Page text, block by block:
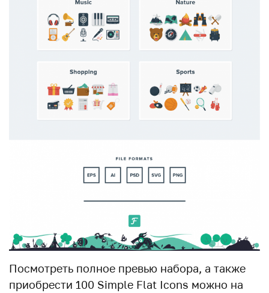
Посмотреть полное превью набора, а также
приобрести 100 Simple Flat Icons можно на